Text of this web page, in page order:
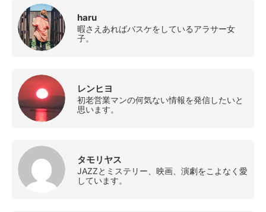
haru
暇さえあればバスケをしているアラサー女
子。
レンヒヨ
初老営業マンの何気ない情報を発信したいと
思います。
タモリヤス
JAZZとミステリー、映画、演劇をこよなく愛
しています。